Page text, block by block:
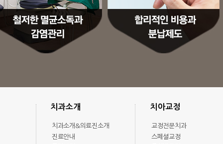
치과소개
치과소개&의료진소개
진료안내
치아교정
교정전문치과
스페셜교정